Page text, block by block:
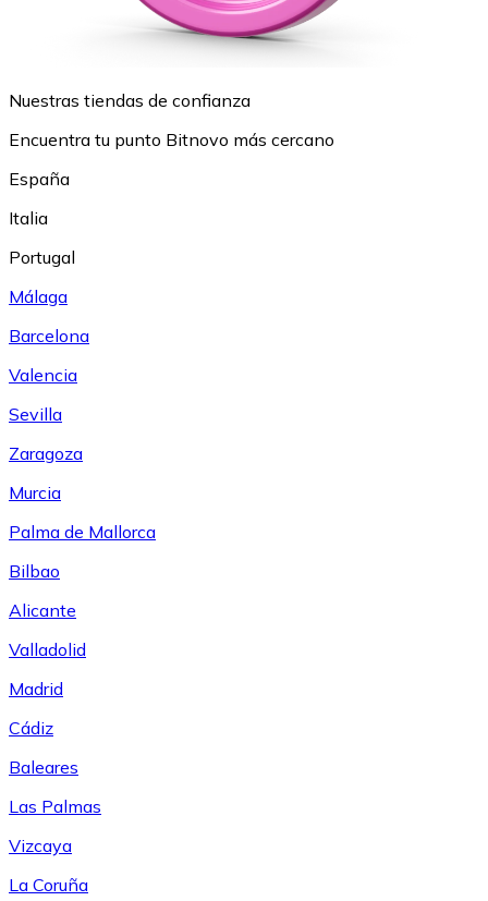
Nuestras tiendas de confianza
Encuentra tu punto Bitnovo más cercano
España
Italia
Portugal
Málaga
Barcelona
Valencia
Sevilla
Zaragoza
Murcia
Palma de Mallorca
Bilbao
Alicante
Valladolid
Madrid
Cádiz
Baleares
Las Palmas
Vizcaya
La Coruña